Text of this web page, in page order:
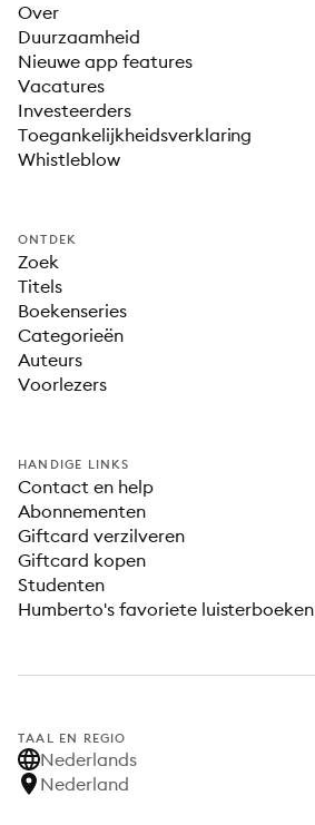
Over
Duurzaamheid
Nieuwe app features
Vacatures
Investeerders
Toegankelijkheidsverklaring
Whistleblow
ONTDEK
Zoek
Titels
Boekenseries
Categorieën
Auteurs
Voorlezers
HANDIGE LINKS
Contact en help
Abonnementen
Giftcard verzilveren
Giftcard kopen
Studenten
Humberto's favoriete luisterboeken
TAAL EN REGIO
Nederlands
Nederland